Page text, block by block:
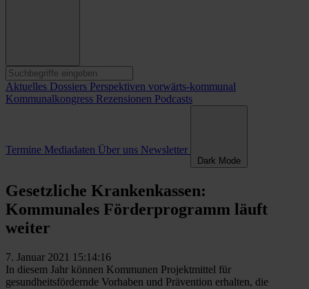
Aktuelles Dossiers Perspektiven vorwärts-kommunal
Kommunalkongress Rezensionen Podcasts
Termine Mediadaten Über uns Newsletter
Dark Mode
Gesetzliche Krankenkassen:
Kommunales Förderprogramm läuft
weiter
7. Januar 2021 15:14:16
In diesem Jahr können Kommunen Projektmittel für
gesundheitsfördernde Vorhaben und Prävention erhalten, die